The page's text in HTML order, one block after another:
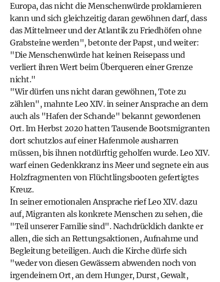
Europa, das nicht die Menschenwürde proklamieren
kann und sich gleichzeitig daran gewöhnen darf, dass
das Mittelmeer und der Atlantik zu Friedhöfen ohne
Grabsteine werden", betonte der Papst, und weiter:
"Die Menschenwürde hat keinen Reisepass und
verliert ihren Wert beim Überqueren einer Grenze
nicht."
"Wir dürfen uns nicht daran gewöhnen, Tote zu
zählen", mahnte Leo XIV. in seiner Ansprache an dem
auch als "Hafen der Schande" bekannt gewordenen
Ort. Im Herbst 2020 hatten Tausende Bootsmigranten
dort schutzlos auf einer Hafenmole ausharren
müssen, bis ihnen notdürftig geholfen wurde. Leo XIV.
warf einen Gedenkkranz ins Meer und segnete ein aus
Holzfragmenten von Flüchtlingsbooten gefertigtes
Kreuz.
In seiner emotionalen Ansprache rief Leo XIV. dazu
auf, Migranten als konkrete Menschen zu sehen, die
"Teil unserer Familie sind". Nachdrücklich dankte er
allen, die sich an Rettungsaktionen, Aufnahme und
Begleitung beteiligen. Auch die Kirche dürfe sich
"weder von diesen Gewässern abwenden noch von
irgendeinem Ort, an dem Hunger, Durst, Gewalt,